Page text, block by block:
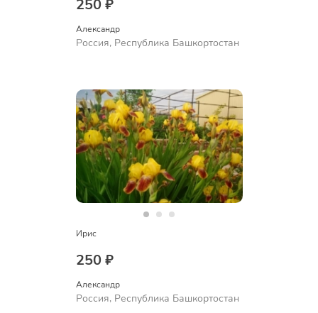
250 ₽
Александр
Россия, Республика Башкортостан
Ирис
250 ₽
Александр
Россия, Республика Башкортостан